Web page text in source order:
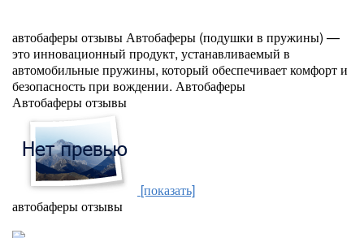
автобаферы отзывы Автобаферы (подушки в пружины) —
это инновационный продукт, устанавливаемый в
автомобильные пружины, который обеспечивает комфорт и
безопасность при вождении. Автобаферы
Автобаферы отзывы
[показать]
автобаферы отзывы